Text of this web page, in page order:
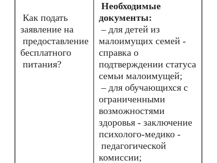
Как подать
заявление на
предоставление
бесплатного
питания?
Необходимые
документы:
– для детей из
малоимущих семей -
справка о
подтверждении статуса
семьи малоимущей;
– для обучающихся с
ограниченными
возможностями
здоровья - заключение
психолого-медико -
педагогической
комиссии;